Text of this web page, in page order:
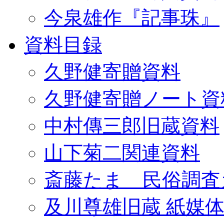
今泉雄作『記事珠』
資料目録
久野健寄贈資料
久野健寄贈ノート
中村傳三郎旧蔵資料
山下菊二関連資料
斎藤たま 民俗調査
及川尊雄旧蔵 紙媒